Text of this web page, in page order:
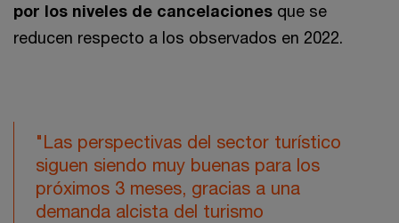
por los niveles de cancelaciones que se
reducen respecto a los observados en 2022.
"Las perspectivas del sector turístico
siguen siendo muy buenas para los
próximos 3 meses, gracias a una
demanda alcista del turismo